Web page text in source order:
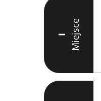
I Miejsce